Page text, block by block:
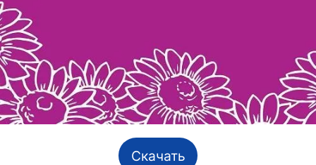
Скачать